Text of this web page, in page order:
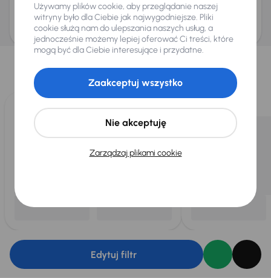
ani zagwarantowaną dostępnością pojazdu. AURES Holdings a.s., z siedzibą
Dopraváků 874/15, Čimice, 184 00 Praga 8, będzie przechowywać i przetwarzać
Twoje dane osobowe zgodnie z zasadami ochrony i przetwarzaniadanych
osobowych.
Wybraliśmy dla Ciebie
Wybieramy dla Ciebie
z naszej oferty. Kupimy
dla Ciebiedo 400 pojazdówkażdego dnia.
Edytuj filtr
Używamy plików cookie, aby przeglądanie naszej
witryny było dla Ciebie jak najwygodniejsze. Pliki
cookie służą nam do ulepszania naszych usług, a
jednocześnie możemy lepiej oferować Ci treści, które
mogą być dla Ciebie interesujące i przydatne.
Zarządzaj plikami cookie
Nie akceptuję
Zaakceptuj wszystko